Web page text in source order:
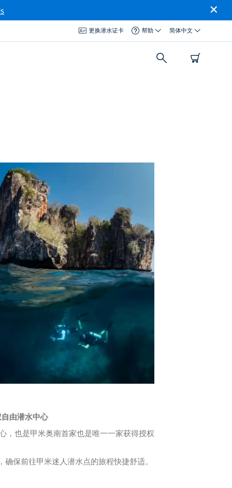
更换潜水证卡 帮助 简体中文
由潜水中心
，也是甲米奥南首家也是唯一一家获得授权
保前往甲米迷人潜水点的旅程快捷舒适。